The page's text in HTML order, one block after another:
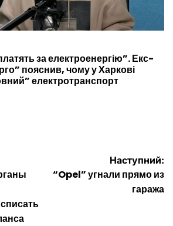
за електроенергію”. Екс-
пояснив, чому у Харкові
електротранспорт
Наступний:
“Opel” угнали прямо из
гаража